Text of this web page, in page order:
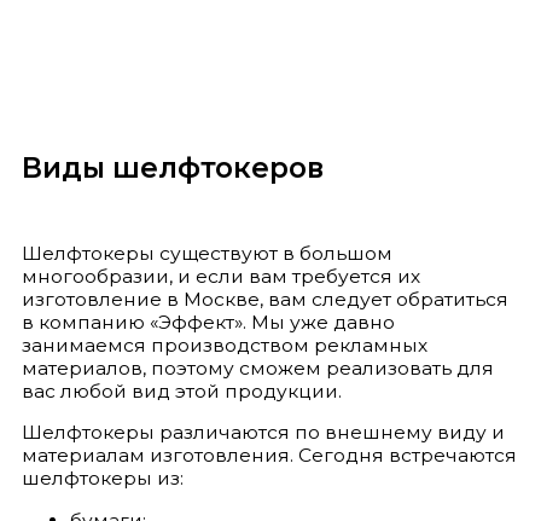
Виды шелфтокеров
Шелфтокеры существуют в большом
многообразии, и если вам требуется их
изготовление в Москве, вам следует обратиться
в компанию «Эффект». Мы уже давно
занимаемся производством рекламных
материалов, поэтому сможем реализовать для
вас любой вид этой продукции.
Шелфтокеры различаются по внешнему виду и
материалам изготовления. Сегодня встречаются
шелфтокеры из: